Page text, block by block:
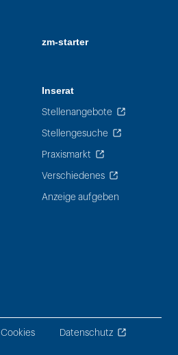
zm-starter
Inserat
Stellenangebote
Stellengesuche
Praxismarkt
Verschiedenes
Anzeige aufgeben
Cookies Datenschutz